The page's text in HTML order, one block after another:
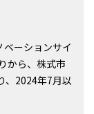
ーションサイ
から、株式市
、2024年7月以